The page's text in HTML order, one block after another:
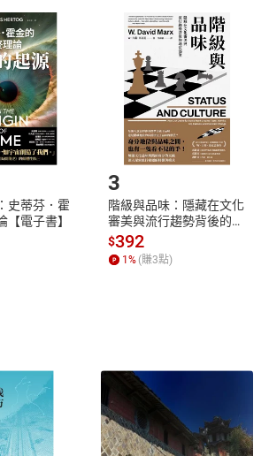
退款。
時，請登入樂天市場，並於「我的訂單」
，待審核通過後將為您辦理退款事宜。
位進行取消/退貨，恕無法以單支商品取消
購物車
cart
登入帳號
Login
Step2.登入
史蒂芬．霍
【電子書】
3
階級與品味：隱藏在文化
審美與流行趨勢背後的地
位渴望【電子書】
$392
1 % (賺3點)